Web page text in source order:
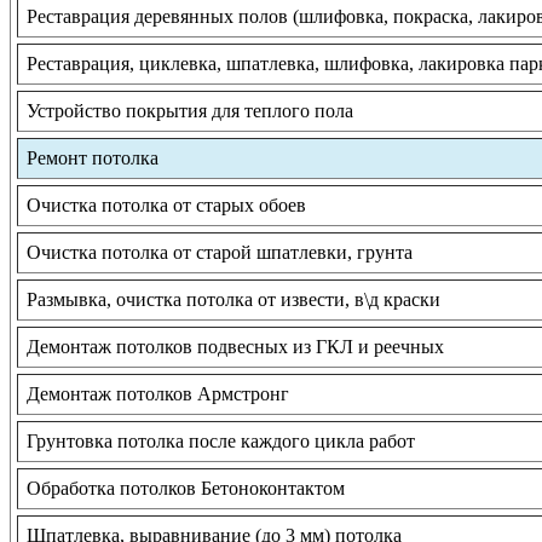
Реставрация деревянных полов (шлифовка, покраска,
Реставрация, циклевка, шпатлевка, шлифовка, лакировка
Устройство покрытия для теплого пола
Ремонт потолка
Очистка потолка от старых обоев
Очистка потолка от старой шпатлевки, грунта
Размывка, очистка потолка от извести, в\д краски
Демонтаж потолков подвесных из ГКЛ и реечных
Демонтаж потолков Армстронг
Грунтовка потолка после каждого цикла работ
Обработка потолков Бетоноконтактом
Шпатлевка, выравнивание (до 3 мм) потолка